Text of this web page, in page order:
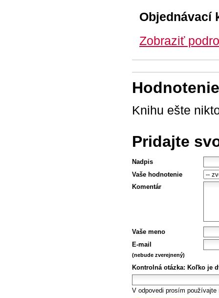
Objednávací
Zobraziť
Knihu ešte
Pridajte
Nadpis
Vaše hodnotenie
Komentár
Vaše meno
E-mail
(nebude zverejnený)
Kontrolná otázka: Koľko je
V odpovedi prosím